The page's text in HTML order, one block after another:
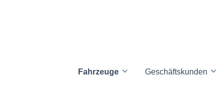
Fahrzeuge Geschäftskunden